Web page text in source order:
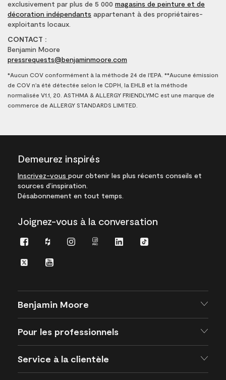
exclusivement par plus de 5 000 magasins de peinture et de
décoration indépendants appartenant à des propriétaires-
exploitants locaux.
CONTACT :
Benjamin Moore
pressrequests@benjaminmoore.com
*Aucun COV conformément à la méthode 24 de l'EPA. **Aucune émission
de COV n'a été détectée selon le CDPH, la EHLB et la méthode
normalisée V1.1, 20. ASTHMA & ALLERGY FRIENDLYMC est une marque de
commerce de ALLERGY STANDARDS LIMITED.
Demeurez inspirés
Inscrivez-vous pour obtenir les plus récents conseils et
sources d’inspiration.
Désabonnement en tout temps.
Joignez-vous à la conversation
Facebook
HouzzInstagramInstagram
LinkedInTikTok
TwitterYoutube
Benjamin Moore
Pour les professionnels
Service à la clientèle